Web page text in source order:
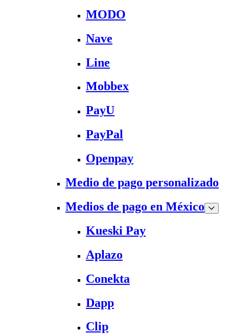
MODO
Nave
Line
Mobbex
PayU
PayPal
Openpay
Medio de pago personalizado
Medios de pago en México
Kueski Pay
Aplazo
Conekta
Dapp
Clip